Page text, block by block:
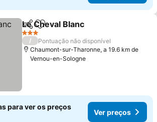
PartilharAdicionar aos favoritos
Le Cheval Blanc
3 Estrelas
/
Pontuação não disponível
Chaumont-sur-Tharonne, a 19.6 km de
Vernou-en-Sologne
para ver os preços
Ver preços